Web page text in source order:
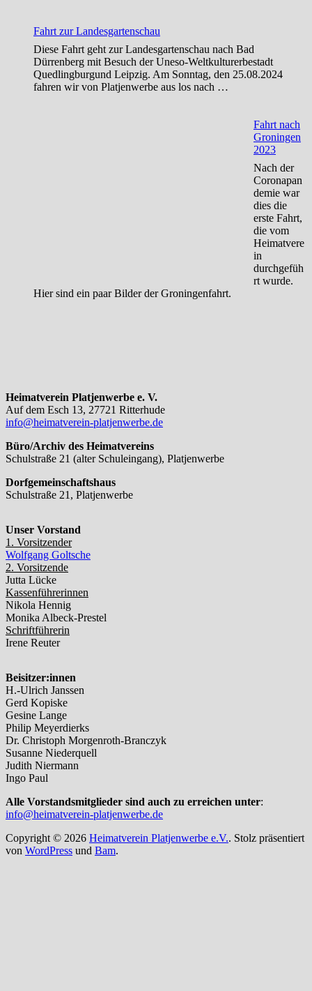
Fahrt zur Landesgartenschau
Diese Fahrt geht zur Landesgartenschau nach Bad
Dürrenberg mit Besuch der Uneso-Weltkulturerbestadt
Quedlingburgund Leipzig. Am Sonntag, den 25.08.2024
fahren wir von Platjenwerbe aus los nach …
Fahrt nach
Groningen
2023
Nach der
Coronapan
demie war
dies die
erste Fahrt,
die vom
Heimatvere
in
durchgefüh
rt wurde.
Hier sind ein paar Bilder der Groningenfahrt.
Heimatverein Platjenwerbe e. V.
Auf dem Esch 13, 27721 Ritterhude
info@heimatverein-platjenwerbe.de
Büro/Archiv des Heimatvereins
Schulstraße 21 (alter Schuleingang), Platjenwerbe
Dorfgemeinschaftshaus
Schulstraße 21, Platjenwerbe
Unser Vorstand
1. Vorsitzender
Wolfgang Goltsche
2. Vorsitzende
Jutta Lücke
Kassenführerinnen
Nikola Hennig
Monika Albeck-Prestel
Schriftführerin
Irene Reuter
Beisitzer:innen
H.-Ulrich Janssen
Gerd Kopiske
Gesine Lange
Philip Meyerdierks
Dr. Christoph Morgenroth-Branczyk
Susanne Niederquell
Judith Niermann
Ingo Paul
Alle Vorstandsmitglieder sind auch zu erreichen unter:
info@heimatverein-platjenwerbe.de
Copyright © 2026 Heimatverein Platjenwerbe e.V.. Stolz präsentiert
von WordPress und Bam.